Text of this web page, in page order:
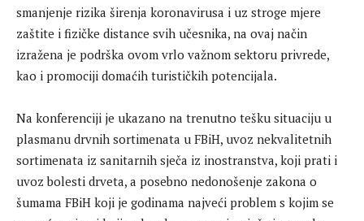
smanjenje rizika širenja koronavirusa i uz stroge mjere
zaštite i fizičke distance svih učesnika, na ovaj način
izražena je podrška ovom vrlo važnom sektoru privrede,
kao i promociji domaćih turističkih potencijala.
Na konferenciji je ukazano na trenutno tešku situaciju u
plasmanu drvnih sortimenata u FBiH, uvoz nekvalitetnih
sortimenata iz sanitarnih sječa iz inostranstva, koji prati i
uvoz bolesti drveta, a posebno nedonošenje zakona o
šumama FBiH koji je godinama najveći problem s kojim se